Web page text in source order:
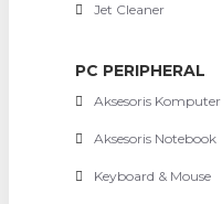
Jet Cleaner
PC PERIPHERAL
Aksesoris Komputer
Aksesoris Notebook
Keyboard & Mouse